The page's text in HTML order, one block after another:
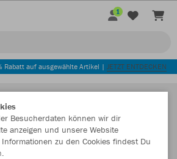
1
Rabatt auf ausgewählte Artikel | JETZT ENTDECKEN
Besucherdaten können wir dir
anzeigen und unsere Website
zu den Cookies findest Du